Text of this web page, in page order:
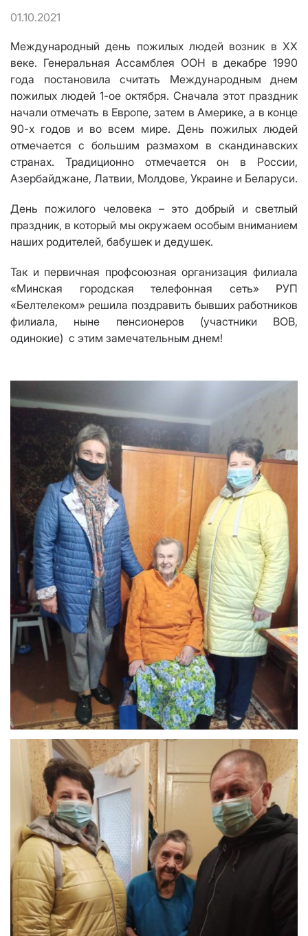
01.10.2021
Международный день пожилых людей возник в ХХ
веке. Генеральная Ассамблея ООН в декабре 1990
года постановила считать Международным днем
пожилых людей 1-ое октября. Сначала этот праздник
начали отмечать в Европе, затем в Америке, а в конце
90-х годов и во всем мире. День пожилых людей
отмечается с большим размахом в скандинавских
странах. Традиционно отмечается он в России,
Азербайджане, Латвии, Молдове, Украине и Беларуси.
День пожилого человека – это добрый и светлый
праздник, в который мы окружаем особым вниманием
наших родителей, бабушек и дедушек.
Так и первичная профсоюзная организация филиала
«Минская городская телефонная сеть» РУП
«Белтелеком» решила поздравить бывших работников
филиала, ныне пенсионеров (участники ВОВ,
одинокие) с этим замечательным днем!